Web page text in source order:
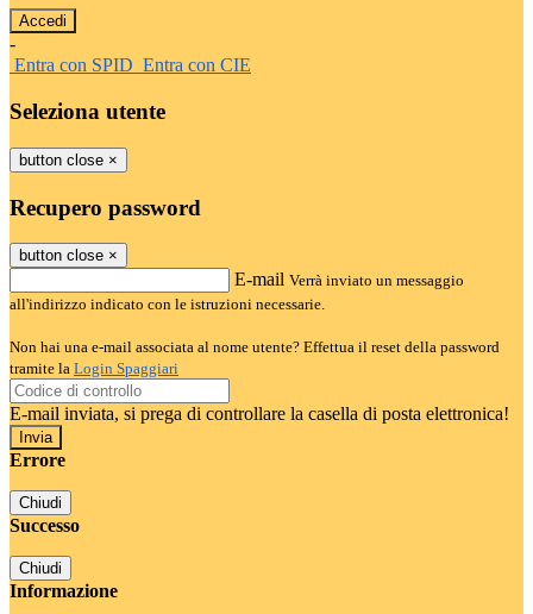
-
Entra con SPID Entra con CIE
Seleziona utente
button close ×
Recupero password
button close ×
E-mail Verrà inviato un messaggio
all'indirizzo indicato con le istruzioni necessarie.
Non hai una e-mail associata al nome utente? Effettua il reset della password
tramite la Login Spaggiari
E-mail inviata, si prega di controllare la casella di posta elettronica!
Errore
Chiudi
Successo
Chiudi
Informazione